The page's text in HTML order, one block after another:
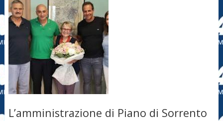
L’amministrazione di Piano di Sorrento